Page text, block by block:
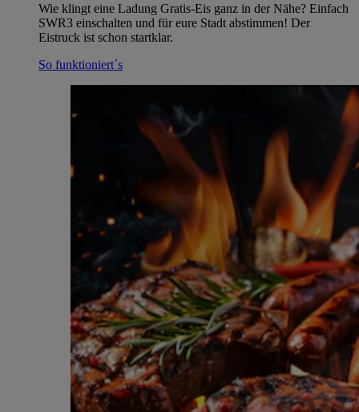
Wie klingt eine Ladung Gratis-Eis ganz in der Nähe? Einfach
SWR3 einschalten und für eure Stadt abstimmen! Der
Eistruck ist schon startklar.
So funktioniert´s